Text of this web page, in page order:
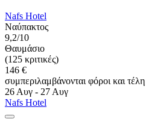
Nafs Hotel
Ναύπακτος
9,2/10
Θαυμάσιο
(125 κριτικές)
146 €
συμπεριλαμβάνονται φόροι και τέλη
26 Αυγ - 27 Αυγ
Nafs Hotel